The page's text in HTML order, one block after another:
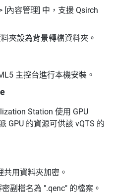
[內容管理] 中，支援 Qsirch
夾設為背景轉檔資料夾。
主控台進行本機安裝。
Station 使用 GPU
GPU 的資源可供該 vQTS 的
用資料夾加密。
副檔名為 ".qenc" 的檔案。